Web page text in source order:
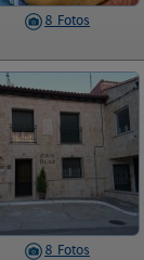
8 Fotos
8 Fotos